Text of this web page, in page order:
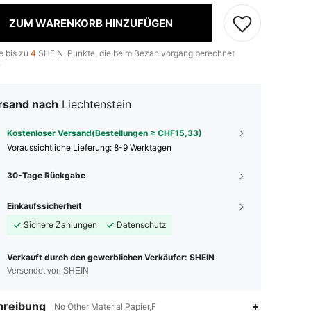
ZUM WARENKORB HINZUFÜGEN
bis zu 4 SHEIN-Punkte, die beim Bezahlvorgang berechnet
nach Liechtenstein
Kostenloser Versand(Bestellungen ≥ CHF15,33)
Voraussichtliche Lieferung: 8-9 Werktagen
30-Tage Rückgabe
Einkaufssicherheit
Sichere Zahlungen
Datenschutz
Verkauft durch den gewerblichen Verkäufer: SHEIN
Versendet von SHEIN
No Other Material,Papier,F